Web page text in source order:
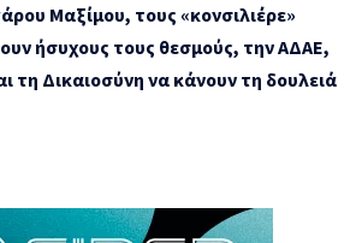
Μαξίμου, τους «κονσιλιέρε»
ήσυχους τους θεσμούς, την ΑΔΑΕ,
τη Δικαιοσύνη να κάνουν τη δουλειά